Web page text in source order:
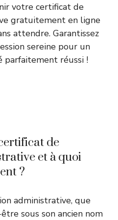
votre certificat de
gratuitement en ligne
attendre. Garantissez
sereine pour un
réussi !
de
et à quoi
?
administrative, que
sous son ancien nom